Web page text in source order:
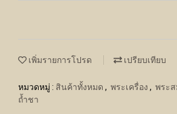
เพิ่มรายการโปรด เปรียบเทียบ
หมวดหมู่ : สินค้าทั้งหมด , พระเครื่อง , พระส
ถ้ำชา